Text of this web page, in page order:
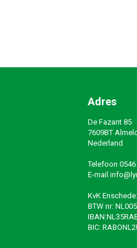
Adres
De Fazant 85
7609BT
Nederland
Telefoon
E-mail
KvK
BTW nr:
BIC: